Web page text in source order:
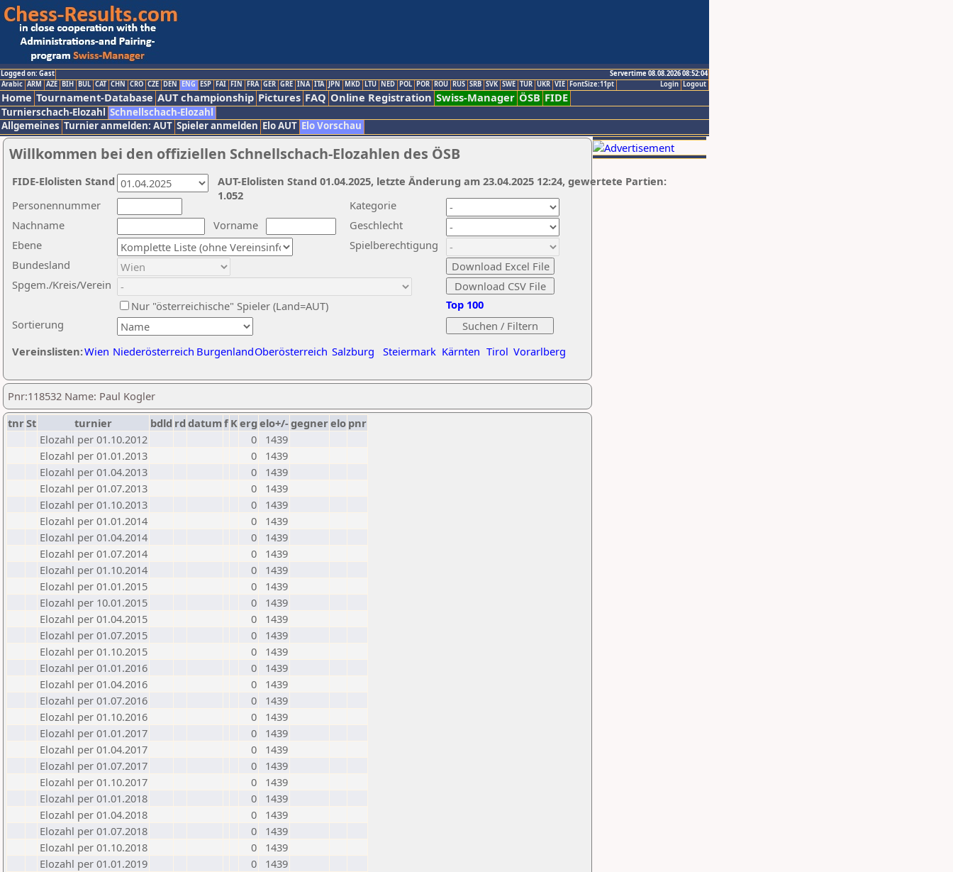
Logged on: Gast
Servertime 08.08.2026 08:52:04
Logout
Login
Arabic ARM AZE BIH BUL CAT CHN CRO CZE DEN ENG ESP FAI FIN FRA GER GRE INA ITA JPN MKD LTU NED POL POR ROU RUS SRB SVK SWE TUR UKR VIE FontSize:11pt
Home Tournament-Database AUT championship Pictures FAQ Online Registration Swiss-Manager ÖSB FIDE
Turnierschach-Elozahl Schnellschach-Elozahl
Allgemeines Turnier anmelden: AUT Spieler anmelden Elo AUT Elo Vorschau
Willkommen bei den offiziellen Schnellschach-Elozahlen des ÖSB
Nachname
Vorname
Ebene
Kategorie
Sortierung
Personennummer
Bundesland
Spgem./Kreis/Verein
Geschlecht
Nur "österreichische" Spieler (Land=AUT)
Spielberechtigung
Vereinslisten:Wien Niederösterreich BurgenlandOberösterreich Salzburg Steiermark Kärnten Tirol Vorarlberg
Top 100
AUT-Elolisten Stand 01.04.2025, letzte Änderung am 23.04.2025 12:24, gewertete Partien:
1.052
FIDE-Elolisten Stand
Pnr:118532 Name: Paul Kogler
tnrSt turnier bdld rd datumf Kerg elo+/-gegnerelo pnr
Elozahl per 01.10.2012
0
1439
Elozahl per 01.01.2013
0
1439
Elozahl per 01.04.2013
0
1439
Elozahl per 01.07.2013
0
1439
Elozahl per 01.10.2013
0
1439
Elozahl per 01.01.2014
0
1439
Elozahl per 01.04.2014
0
1439
Elozahl per 01.07.2014
0
1439
Elozahl per 01.10.2014
0
1439
Elozahl per 01.01.2015
0
1439
Elozahl per 10.01.2015
0
1439
Elozahl per 01.04.2015
0
1439
Elozahl per 01.07.2015
0
1439
Elozahl per 01.10.2015
0
1439
Elozahl per 01.01.2016
0
1439
Elozahl per 01.04.2016
0
1439
Elozahl per 01.07.2016
0
1439
Elozahl per 01.10.2016
0
1439
Elozahl per 01.01.2017
0
1439
Elozahl per 01.04.2017
0
1439
Elozahl per 01.07.2017
0
1439
Elozahl per 01.10.2017
0
1439
Elozahl per 01.01.2018
0
1439
Elozahl per 01.04.2018
0
1439
Elozahl per 01.07.2018
0
1439
Elozahl per 01.10.2018
0
1439
Elozahl per 01.01.2019
0
1439